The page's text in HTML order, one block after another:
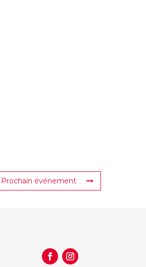
Prochain événement